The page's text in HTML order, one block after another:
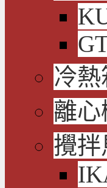
冷
離心
攪拌